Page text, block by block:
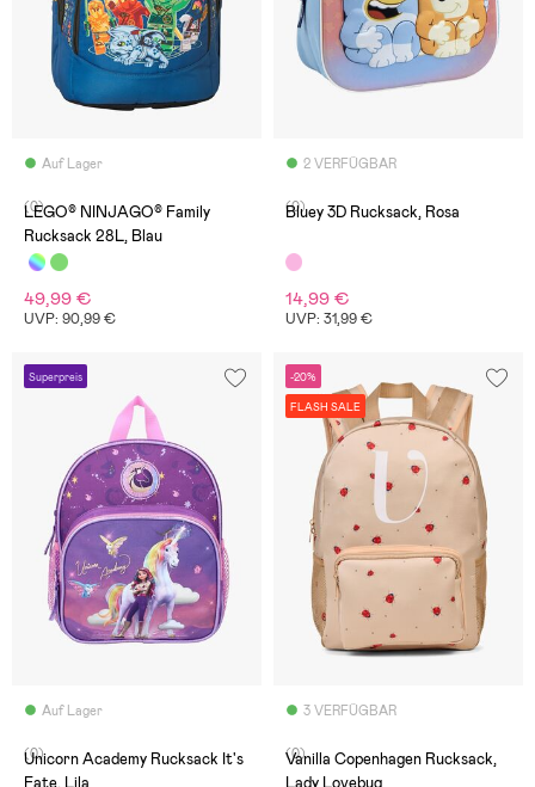
Auf Lager
(0)
LEGO® NINJAGO® Family
Rucksack 28L, Blau
49,99 €
UVP: 90,99 €
2 VERFÜGBAR
(0)
Bluey 3D Rucksack, Rosa
14,99 €
UVP: 31,99 €
Superpreis
Auf Lager
(0)
Unicorn Academy Rucksack It's
Fate, Lila
-20%
FLASH SALE
3 VERFÜGBAR
(0)
Vanilla Copenhagen Rucksack,
Lady Lovebug